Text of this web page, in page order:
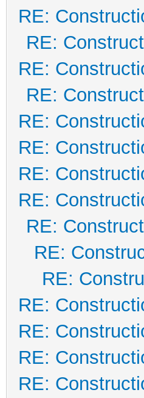
RE:
RE:
RE:
RE:
RE:
RE:
RE:
RE:
RE:
RE:
RE:
RE:
RE:
RE:
RE: